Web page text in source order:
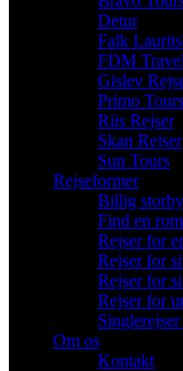
Detur
Falk
FDM Travel
Gislev
Primo Tours
Riis Rejser
Skan Rejser
Sun Tours
Rejseformer
Billig
Find en
Rejser for
Rejser for
Rejser for
Rejser for
Om os
Kontakt